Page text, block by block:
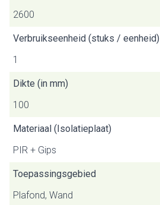
2600
Verbruikseenheid (stuks / eenheid)
1
Dikte (in mm)
100
Materiaal (Isolatieplaat)
PIR + Gips
Toepassingsgebied
Plafond, Wand